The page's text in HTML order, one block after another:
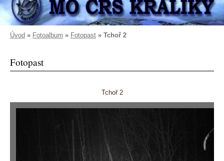
Úvod » Fotoalbum » Fotopast » Tchoř 2
Fotopast
Tchoř 2